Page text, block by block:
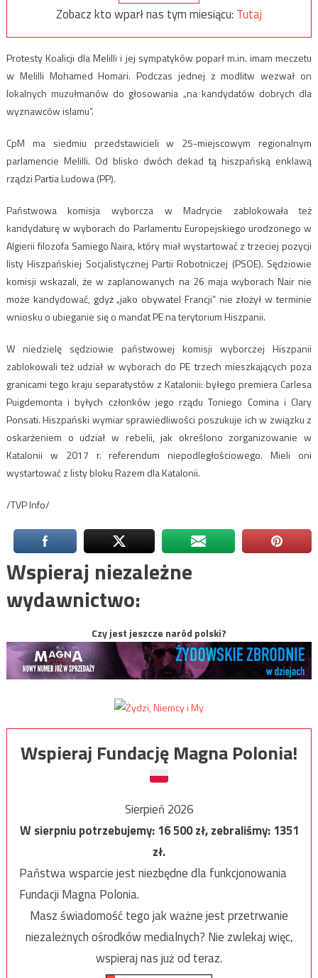
Zobacz kto wparł nas tym miesiącu: Tutaj
Protesty Koalicji dla Melilli i jej sympatyków poparł m.in. imam meczetu
w Melilli Mohamed Homari. Podczas jednej z modlitw wezwał on
lokalnych muzułmanów do głosowania „na kandydatów dobrych dla
wyznawców islamu”.
CpM ma siedmiu przedstawicieli w 25-miejscowym regionalnym
parlamencie Melilli. Od blisko dwóch dekad tą hiszpańską enklawą
rządzi Partia Ludowa (PP).
Państwowa komisja wyborcza w Madrycie zablokowała też
kandydaturę w wyborach do Parlamentu Europejskiego urodzonego w
Algierii filozofa Samiego Naira, który miał wystartować z trzeciej pozycji
listy Hiszpańskiej Socjalistycznej Partii Robotniczej (PSOE). Sędziowie
komisji wskazali, że w zaplanowanych na 26 maja wyborach Nair nie
może kandydować, gdyż „jako obywatel Francji” nie złożył w terminie
wniosku o ubieganie się o mandat PE na terytorium Hiszpanii.
W niedzielę sędziowie państwowej komisji wyborczej Hiszpanii
zablokowali też udział w wyborach do PE trzech mieszkających poza
granicami tego kraju separatystów z Katalonii: byłego premiera Carlesa
Puigdemonta i byłych członków jego rządu Toniego Comina i Clary
Ponsati. Hiszpański wymiar sprawiedliwości poszukuje ich w związku z
oskarżeniem o udział w rebelii, jak określono zorganizowanie w
Katalonii w 2017 r. referendum niepodległościowego. Mieli oni
wystartować z listy bloku Razem dla Katalonii.
/TVP Info/
Wspieraj niezależne
wydawnictwo:
Czy jest jeszcze naród polski?
Wspieraj Fundację Magna Polonia!
Sierpień 2026
W sierpniu potrzebujemy:16 500zł, zebraliśmy:1351
zł.
Państwa wsparcie jest niezbędne dla funkcjonowania
Fundacji Magna Polonia.
Masz świadomość tego jak ważne jest przetrwanie
niezależnych ośrodków medialnych? Nie zwlekaj więc,
wspieraj nas już od teraz.